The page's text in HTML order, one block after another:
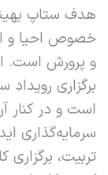
هدف ستاپ
خصوص احیا و
و پرورش است.
برگزاری رویداد
است و در کنار
سرمایه‌گذاری
تربیت،